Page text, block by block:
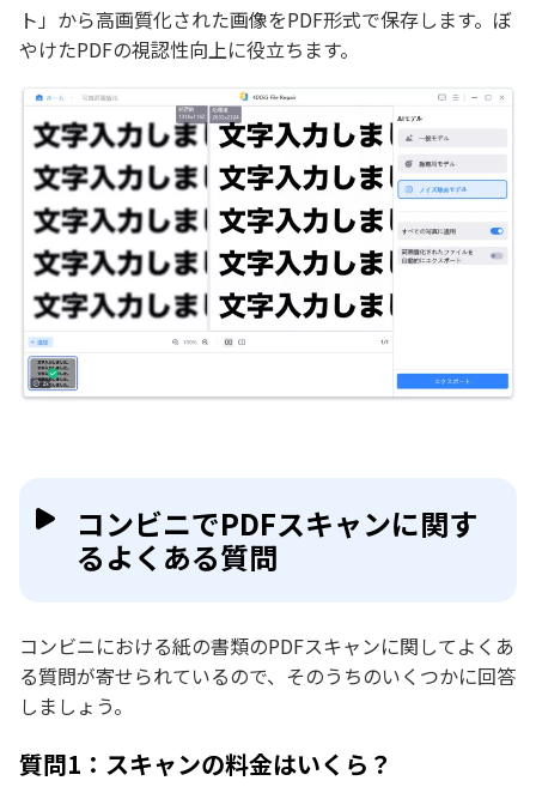
ト」から高画質化された画像をPDF形式で保存します。ぼ
やけたPDFの視認性向上に役立ちます。
コンビニでPDFスキャンに関す
るよくある質問
コンビニにおける紙の書類のPDFスキャンに関してよくあ
る質問が寄せられているので、そのうちのいくつかに回答
しましょう。
質問1：スキャンの料金はいくら？